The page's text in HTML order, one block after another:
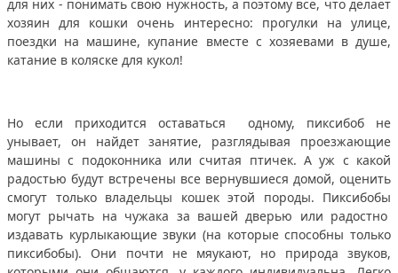
для них - понимать свою нужность, а поэтому всё, что делает
хозяин для кошки очень интересно: прогулки на улице,
поездки на машине, купание вместе с хозяевами в душе,
катание в коляске для кукол!
Но если приходится оставаться одному, пиксибоб не
унывает, он найдет занятие, разглядывая проезжающие
машины с подоконника или считая птичек. А уж с какой
радостью будут встречены все вернувшиеся домой, оценить
смогут только владельцы кошек этой породы. Пиксибобы
могут рычать на чужака за вашей дверью или радостно
издавать курлыкающие звуки (на которые способны только
пиксибобы). Они почти не мяукают, но природа звуков,